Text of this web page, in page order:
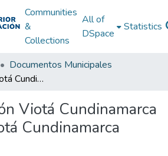
Communities
&
Collections
All of
DSpace
Statistics
Documentos Municipales
Plan de Acción Viotá Cundinamarca 2013: PA Viotá Cundinamarca 2013
Viotá Cundinamarca
Cundinamarca